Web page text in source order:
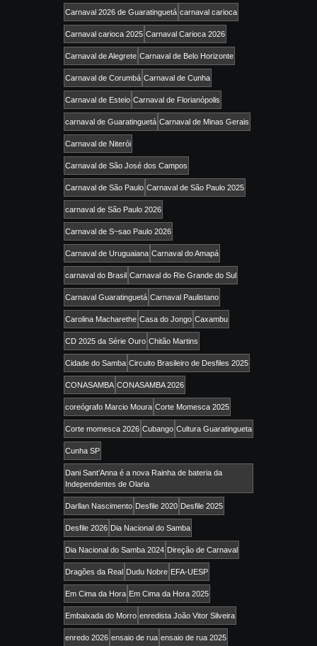
Carnaval 2026 de Guaratinguetá carnaval carioca
Carnaval carioca 2025 Carnaval Carioca 2026
Carnaval de Alegrete Carnaval de Belo Horizonte
Carnaval de Corumbá Carnaval de Cunha
Carnaval de Esteio Carnaval de Florianópolis
carnaval de Guaratinguetá Carnaval de Minas Gerais
Carnaval de Niterói
Carnaval de São José dos Campos
Carnaval de São Paulo Carnaval de São Paulo 2025
carnaval de São Paulo 2026
Carnaval de S~sao Paulo 2026
Carnaval de Uruguaiana Carnaval do Amapá
carnaval do Brasil Carnaval do Rio Grande do Sul
Carnaval Guaratinguetá Carnaval Paulistano
Carolina Macharethe Casa do Jongo Caxambu
CD 2025 da Série Ouro Chitão Martins
Cidade do Samba Circuito Brasileiro de Desfiles 2025
CONASAMBA CONASAMBA 2026
coreógrafo Marcio Moura Corte Momesca 2025
Corte momesca 2026 Cubango Cultura Guaratingueta
Cunha SP
Dani Sant’Anna é a nova Rainha de bateria da
Independentes de Olaria
Darllan Nascimento Desfile 2020 Desfile 2025
Desfile 2026 Dia Nacional do Samba
Dia Nacional do Samba 2024 Direção de Carnaval
Dragões da Real Dudu Nobre EFA-UESP
Em Cima da Hora Em Cima da Hora 2025
Embaixada do Morro enredista João Vitor Silveira
enredo 2026 ensaio de rua ensaio de rua 2025